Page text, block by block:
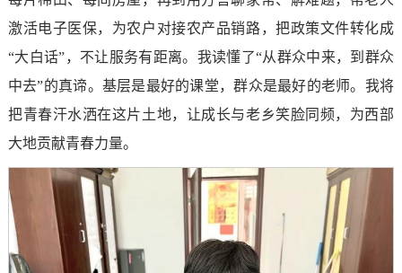
激活电子医保，为农户对接农产品销路，把政策文件转化成
“大白话”，不让服务有距离。我读懂了“从群众中来，到群众
中去”的真谛。基层是最好的课堂，群众是最好的老师。我将
把青春汗水洒在这片土地，让成长与老乡笑脸同频，为西部
大地贡献青春力量。